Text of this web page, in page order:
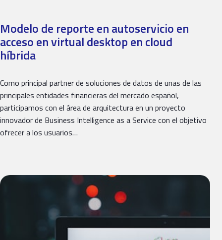
Modelo de reporte en autoservicio en
acceso en virtual desktop en cloud
híbrida
Como principal partner de soluciones de datos de unas de las
principales entidades financieras del mercado español,
participamos con el área de arquitectura en un proyecto
innovador de Business Intelligence as a Service con el objetivo
ofrecer a los usuarios…